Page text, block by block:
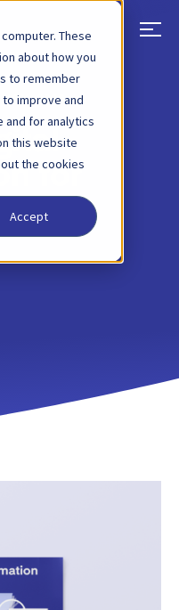
These
about how you
to remember
improve and
and for analytics
this website
the cookies
Accept
2020
for